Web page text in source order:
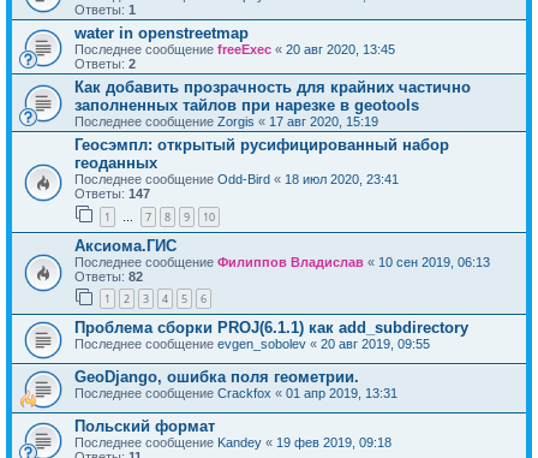
Ответы: 1
water in openstreetmap
Последнее сообщение freeExec « 20 авг 2020, 13:45
Ответы: 2
Как добавить прозрачность для крайних частично
заполненных тайлов при нарезке в geotools
Последнее сообщение Zorgis « 17 авг 2020, 15:19
Геосэмпл: открытый русифицированный набор
геоданных
Последнее сообщение Odd-Bird « 18 июл 2020, 23:41
Ответы: 147
1 … 7 8 9 10
Аксиома.ГИС
Последнее сообщение Филиппов Владислав « 10 сен 2019, 06:13
Ответы: 82
1 2 3 4 5 6
Проблема сборки PROJ(6.1.1) как add_subdirectory
Последнее сообщение evgen_sobolev « 20 авг 2019, 09:55
GeoDjango, ошибка поля геометрии.
Последнее сообщение Crackfox « 01 апр 2019, 13:31
Польский формат
Последнее сообщение Kandey « 19 фев 2019, 09:18